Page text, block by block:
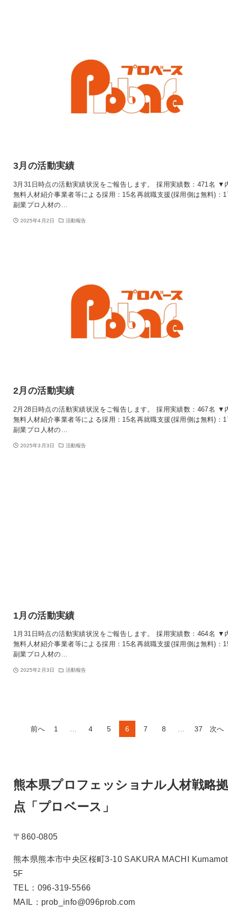
3月の活動実績
3月31日時点の活動実績状況をご報告します。 採用実績数：471名 ▼
無料人材紹介事業者等による採用：15名再就職支援(採用側は無料)：
副業プロ人材の…
2025年4月2日 活動報告
2月の活動実績
2月28日時点の活動実績状況をご報告します。 採用実績数：467名 ▼
無料人材紹介事業者等による採用：15名再就職支援(採用側は無料)：
副業プロ人材の…
2025年3月3日 活動報告
1月の活動実績
1月31日時点の活動実績状況をご報告します。 採用実績数：464名 ▼
無料人材紹介事業者等による採用：15名再就職支援(採用側は無料)：
副業プロ人材の…
2025年2月3日 活動報告
前へ 1 4 5 6 7 8 37 次へ
熊本県プロフェッショナル人材戦略
点「プロベース」
〒860-0805
熊本県熊本市中央区桜町3-10 SAKURA MACHI
5F
TEL：096-319-5566
MAIL：prob_info@096prob.com